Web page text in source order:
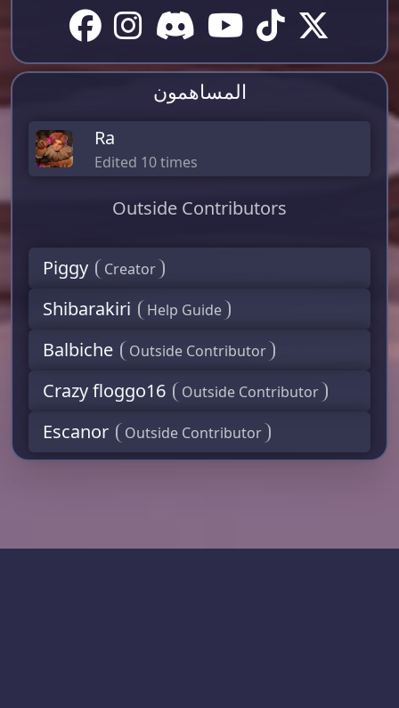
المساهمون
Ra
Edited 10 times
Outside Contributors
Piggy Creator
Shibarakiri Help Guide
Balbiche Outside Contributor
Crazy floggo16 Outside Contributor
Escanor Outside Contributor